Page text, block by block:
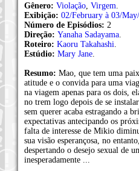
Gênero: Violação Virgem
Exibição: 02/February à 03/
Número de Episódios: 2
Direção: Yanaha Sadayama
Roteiro: Kaoru Takahashi
Estúdio: Mary Jane
Resumo: Mao, que tem uma
atitude e o convida para uma
na viagem apenas para os dois,
no trem logo depois de se
sem querer acaba estragando a
expectativas antecipando os
falta de interesse de Mikio
sua visão esperançosa, no
despertando o desejo sexual de
inesperadamente ...